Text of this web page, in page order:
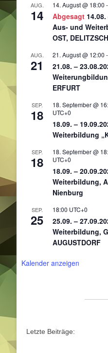
AUG.
14
14. August @ 18:00 -
Abgesagt
Aus- und
OST, DELITZSCH
AUG.
21
21. August @ 12:00 -
21.08. –
ERFURT
SEP.
18
18. September @
UTC+0
18.09. –
Weiterbildung
SEP.
18
18. September @
UTC+0
18.09. –
Weiterbildung,
Nienburg
SEP.
25
18:00 UTC+0
25.09. –
Weiterbildung,
AUGUSTDORF
Kalender anzeigen
Letzte Beiträge: